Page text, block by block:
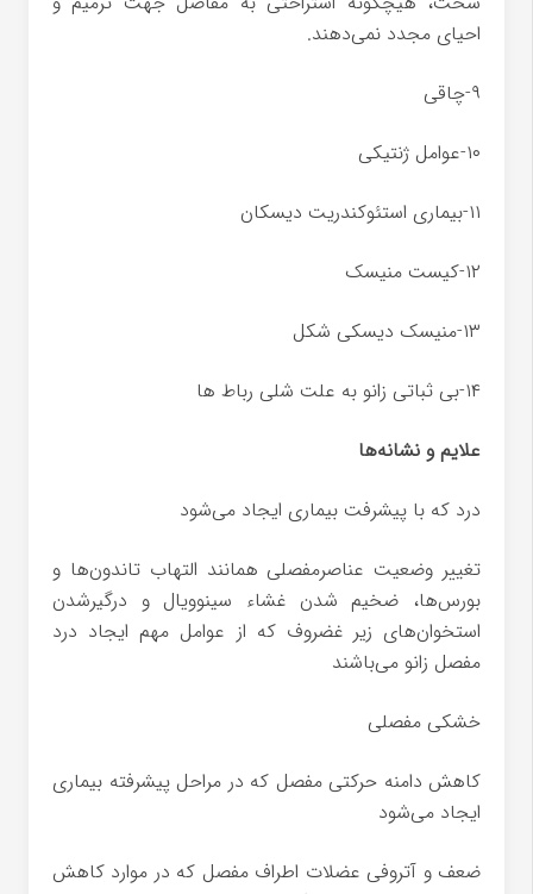
احیای مجدد نمی‌دهند.
۹-چاقی
۱۰-عوامل ژنتیکی
۱۱-بیماری استئوکندریت دیسکان
۱۲-کیست منیسک
۱۳-منیسک دیسکی شکل
۱۴-بی ثباتی زانو به علت شلی رباط ها
علایم و نشانه‌ها
درد که با پیشرفت بیماری ایجاد می‌شود
تغییر وضعیت عناصرمفصلی همانند التهاب تاندون‌ها و
بورس‌ها، ضخیم شدن غشاء سینوویال و درگیرشدن
استخوان‌های زیر غضروف که از عوامل مهم ایجاد درد
مفصل زانو می‌باشند
خشکی مفصلی
کاهش دامنه حرکتی مفصل که در مراحل پیشرفته بیماری
ایجاد می‌شود
ضعف و آتروفی عضلات اطراف مفصل که در موارد کاهش